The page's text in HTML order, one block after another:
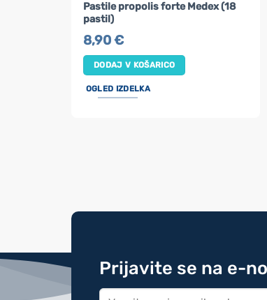
Pastile propolis forte Medex (18
pastil)
8,90€
DODAJ V KOŠARICO
OGLED IZDELKA
Prijavite se na e-